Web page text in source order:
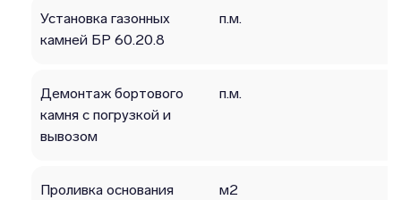
Установка газонных
камней БР 60.20.8
п.м.
Демонтаж бортового
камня с погрузкой и
вывозом
п.м.
Проливка основания
м2